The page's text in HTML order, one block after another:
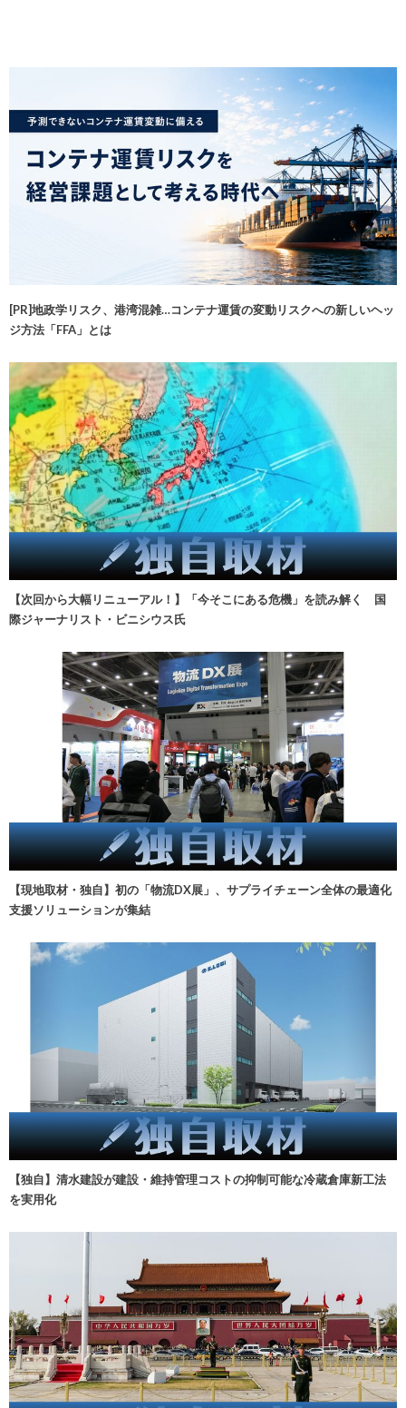
[PR]地政学リスク、港湾混雑…コンテナ運賃の変動リスクへの新しいヘッ
ジ方法「FFA」とは
【次回から大幅リニューアル！】「今そこにある危機」を読み解く 国
際ジャーナリスト・ビニシウス氏
【現地取材・独自】初の「物流DX展」、サプライチェーン全体の最適化
支援ソリューションが集結
【独自】清水建設が建設・維持管理コストの抑制可能な冷蔵倉庫新工法
を実用化